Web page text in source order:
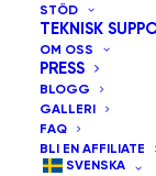
STÖD
TEKNISK
OM OSS
PRESS
BLOGG
GALLERI
FAQ
BLI EN AFFILIATE
SVENSKA
VÄLJ